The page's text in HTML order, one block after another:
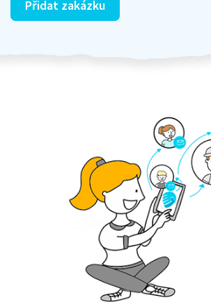
Přidat zakázku